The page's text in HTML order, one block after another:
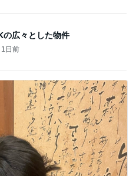
広々とした物件
1日前